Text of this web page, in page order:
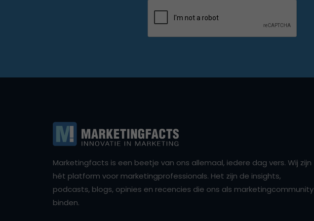
Marketingfacts is een beetje van ons allemaal, iedere dag vers. Wij zijn
hét platform voor marketingprofessionals. Het zijn de insights,
podcasts, blogs, opinies en recencies die ons als marketingcommunity
binden.